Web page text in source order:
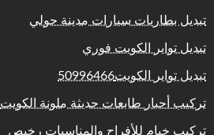
تبديل بطاريات سيارات مدينة حولي
تبديل تواير الكويت فوري
تبديل تواير الكويت50996466
تركيب أحبار طابعات حديثة ملونة الكويت
تركيب خيام للأفراح والمناسبات رخيص